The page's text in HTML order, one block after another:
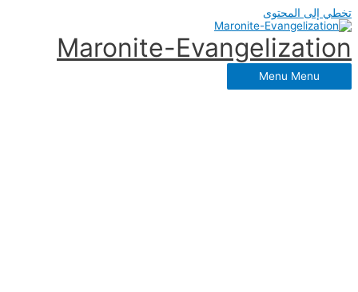
إلى المحتوى
Maronite-
Menu Menu